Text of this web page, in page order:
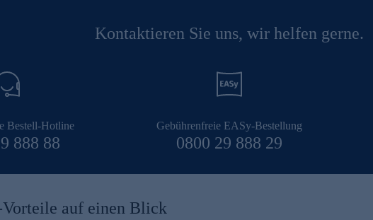
Kontaktieren Sie uns, wir helfen gerne.
Bestell-Hotline
888 88
Gebührenfreie EASy-Bestellung
0800 29 888 29
auf einen Blick